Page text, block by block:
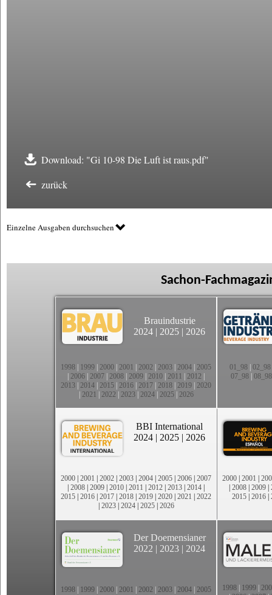
Download: "Gi 10-98 Die Luft ist raus.pdf"
zurück
Einzelne Ausgaben durchsuchen
Sachon-
Brauindustrie
2024 | 2025 | 2026
1998 1999 2000 2001 2002 2003 2004 2005
2006 2007 2008 2009 2010 2011 2012
2013 2014 2015 2016 2017 2018 2019 2020
2021 2022 2023| 2024| 2025| 2026
01_98| 02_98
07_98 08_98
BBI International
2024 | 2025 | 2026
2000 | 2001 | 2002 | 2003 | 2004 | 2005 | 2006 | 2007
| 2008 | 2009 | 2010 | 2011 | 2012 | 2013 | 2014 |
2015 | 2016 | 2017 | 2018 | 2019 | 2020 | 2021 | 2022
| 2023| 2024| 2025| 2026
2000 | 2001 |
| 2008 | 2009 |
2015 | 2016 |
Der Doemensianer
2022 | 2023 | 2024
1998 1999 2000 2001 2002 2003 2004 2005
1998 1999